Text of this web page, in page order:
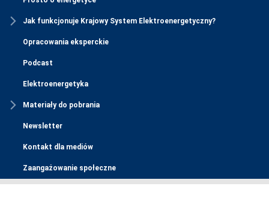
Jak funkcjonuje Krajowy System Elektroenergetyczny?
Opracowania eksperckie
Podcast
Elektroenergetyka
Materiały do pobrania
Newsletter
Kontakt dla mediów
Zaangażowanie społeczne